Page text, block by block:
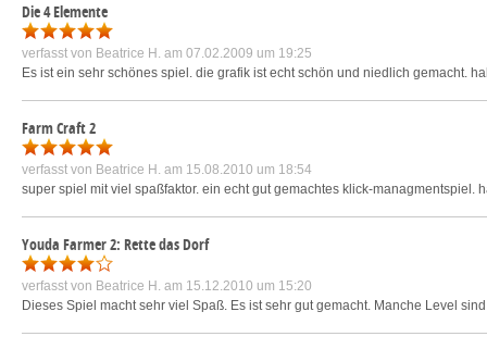
Die 4 Elemente
verfasst von Beatrice H. am 07.02.2009 um 19:25
Es ist ein sehr schönes spiel. die grafik ist echt schön und niedlich gemacht.
Farm Craft 2
verfasst von Beatrice H. am 15.08.2010 um 18:54
super spiel mit viel spaßfaktor. ein echt gut gemachtes klick-managmentspiel.
Youda Farmer 2: Rette das Dorf
verfasst von Beatrice H. am 15.12.2010 um 15:20
Dieses Spiel macht sehr viel Spaß. Es ist sehr gut gemacht. Manche Level